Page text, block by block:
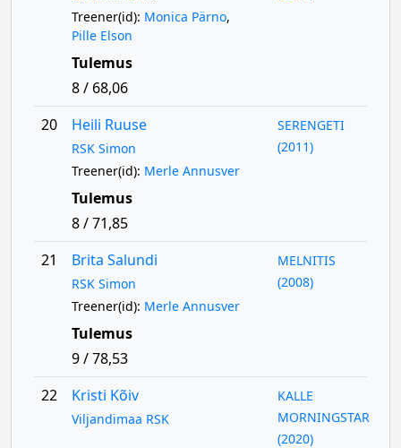
Treener(id): Monica Pärno,
Pille Elson
Tulemus
8 / 68,06
20
Heili Ruuse
RSK Simon
Treener(id): Merle Annusver
SERENGETI
(2011)
Tulemus
8 / 71,85
21
Brita Salundi
RSK Simon
Treener(id): Merle Annusver
MELNITIS
(2008)
Tulemus
9 / 78,53
22
Kristi Kõiv
Viljandimaa RSK
KALLE
MORNINGSTAR
(2020)